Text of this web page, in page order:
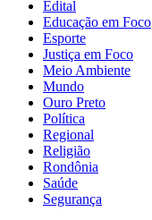
Edital
Educação em Foco
Esporte
Justiça em Foco
Meio Ambiente
Mundo
Ouro Preto
Política
Regional
Religião
Rondônia
Saúde
Segurança